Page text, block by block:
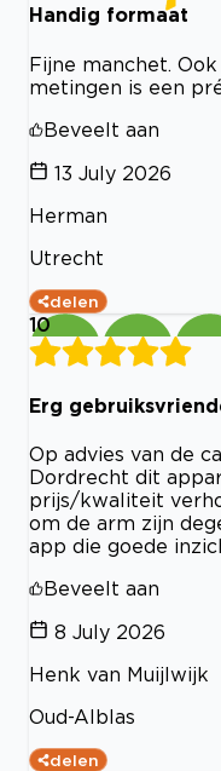
Handig formaat
Fijne manchet.
metingen is een
Beveelt aan
13 July 2026
Herman
Utrecht
delen
10
Erg
Op advies van de
Dordrecht dit
prijs/kwaliteit
om de arm zijn
app die goede
Beveelt aan
8 July 2026
Henk van Muijlwijk
Oud-Alblas
delen